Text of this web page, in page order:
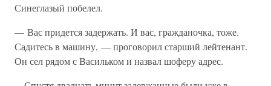
Синеглазый побелел.
— Вас придется задержать. И вас, гражданочка, тоже.
Садитесь в машину, — проговорил старший лейтенант.
Он сел рядом с Васильком и назвал шоферу адрес.